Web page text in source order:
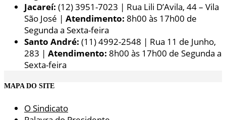
Jacareí: (12) 3951-7023 | Rua Lili D’Avila, 44 – Vila
São José | Atendimento: 8h00 às 17h00 de
Segunda a Sexta-feira
Santo André: (11) 4992-2548 | Rua 11 de Junho,
283 | Atendimento: 8h00 às 17h00 de Segunda a
Sexta-feira
MAPA DO SITE
O Sindicato